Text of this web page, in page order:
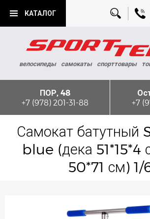
КАТАЛОГ
велосипеды самокаты спорттовары
ПОР, 48
+7 (978) 201-31-88
+7
Самокат батутный
blue (дека 51*15*4
50*71 см) 1/